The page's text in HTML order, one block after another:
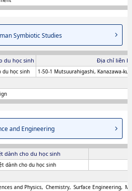
Symbiotic Studies
du học sinh Địa chỉ liên
du học sinh 1-50-1 Mutsuurahigashi, Kanazawa-
and Engineering
dành cho du học sinh
dành cho du học sinh
and Physics Chemistry Surface Engineering